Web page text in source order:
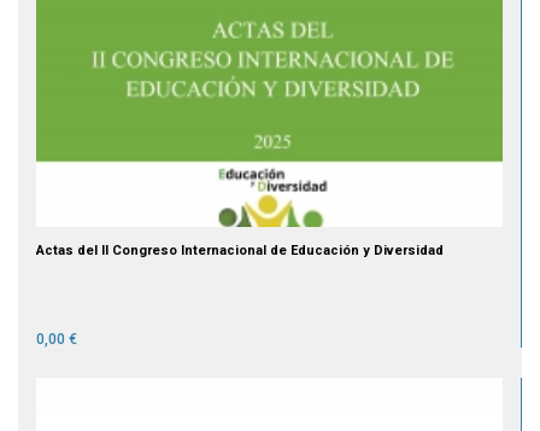
Actas del II Congreso Internacional de Educación y Diversidad
0,00 €